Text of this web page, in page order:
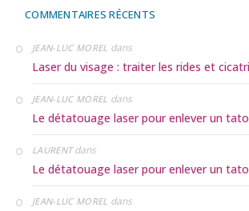
COMMENTAIRES RÉCENTS
JEAN-LUC MOREL dans
Laser du visage : traiter les rides et
JEAN-LUC MOREL dans
Le détatouage laser pour enlever un
LAURENTdans
Le détatouage laser pour enlever un
JEAN-LUC MOREL dans